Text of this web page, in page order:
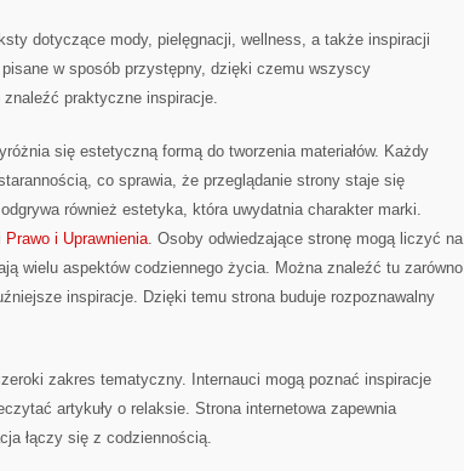
dotyczące mody, pielęgnacji, wellness, a także inspiracji
w sposób przystępny, dzięki czemu wszyscy
praktyczne inspiracje.
się estetyczną formą do tworzenia materiałów. Każdy
co sprawia, że przeglądanie strony staje się
również estetyka, która uwydatnia charakter marki.
Prawo i Uprawnienia. Osoby odwiedzające stronę mogą liczyć na
wielu aspektów codziennego życia. Można znaleźć tu zarówno
inspiracje. Dzięki temu strona buduje rozpoznawalny
zakres tematyczny. Internauci mogą poznać inspiracje
artykuły o relaksie. Strona internetowa zapewnia
łączy się z codziennością.